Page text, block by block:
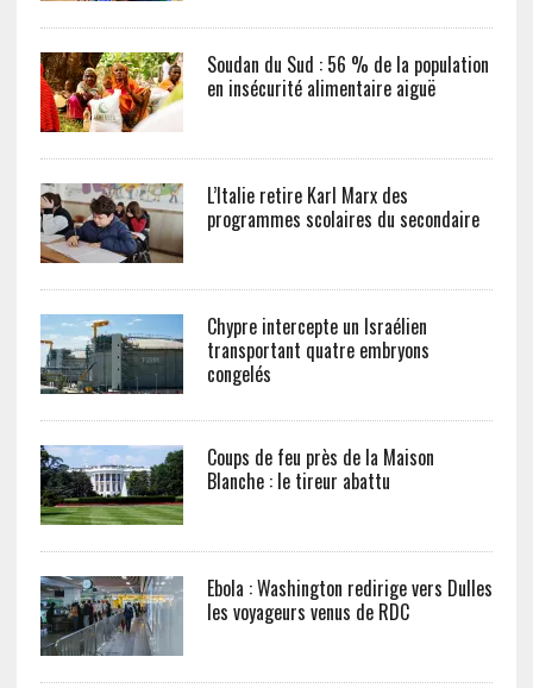
Soudan du Sud : 56 % de la population
en insécurité alimentaire aiguë
L’Italie retire Karl Marx des
programmes scolaires du secondaire
Chypre intercepte un Israélien
transportant quatre embryons
congelés
Coups de feu près de la Maison
Blanche : le tireur abattu
Ebola : Washington redirige vers Dulles
les voyageurs venus de RDC